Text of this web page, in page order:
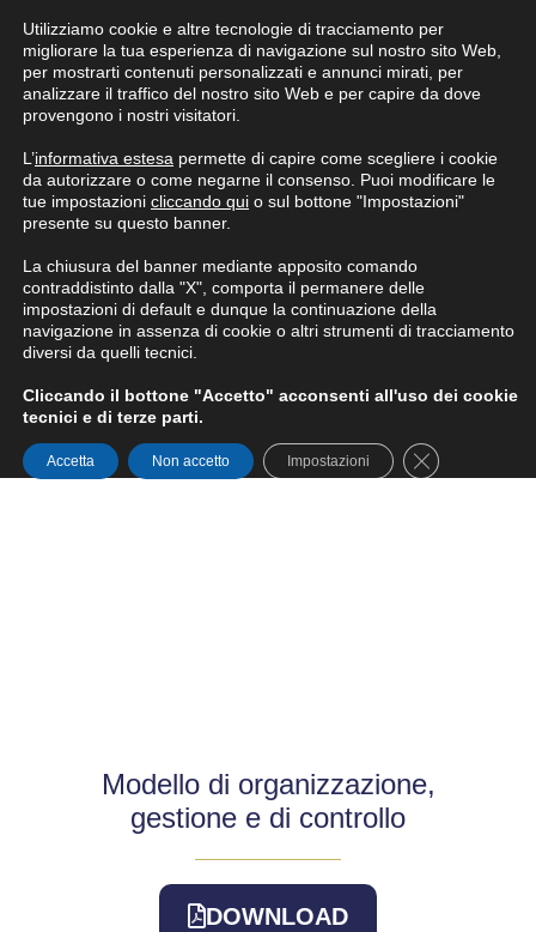
Condizioni generali di fornitura
Modello di organizzazione,
gestione e di controllo
DOWNLOAD
Utilizziamo cookie e altre tecnologie di tracciamento per
migliorare la tua esperienza di navigazione sul nostro sito Web,
per mostrarti contenuti personalizzati e annunci mirati, per
analizzare il traffico del nostro sito Web e per capire da dove
provengono i nostri visitatori.
L’informativa estesa permette di capire come scegliere i cookie
da autorizzare o come negarne il consenso. Puoi modificare le
tue impostazioni cliccando qui o sul bottone "Impostazioni"
presente su questo banner.
La chiusura del banner mediante apposito comando
contraddistinto dalla "X", comporta il permanere delle
impostazioni di default e dunque la continuazione della
navigazione in assenza di cookie o altri strumenti di tracciamento
diversi da quelli tecnici.
Cliccando il bottone "Accetto" acconsenti all'uso dei cookie
tecnici e di terze parti.
Accetta Non accetto Impostazioni Close GDPR